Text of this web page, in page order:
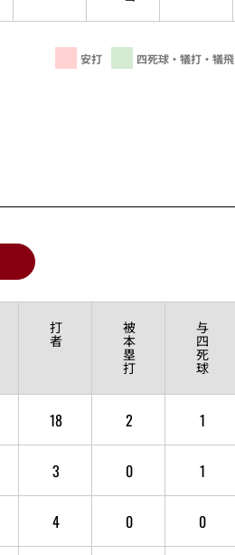
安打 四死球・犠打・犠飛
打
者
被
本
塁
打
与
四
死
球
18 2 1
3 0 1
4 0 0